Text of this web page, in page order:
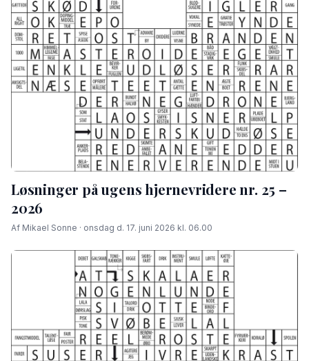
Løsninger på ugens hjernevridere nr. 25 –
2026
Af Mikael Sonne · onsdag d. 17. juni 2026 kl. 06.00